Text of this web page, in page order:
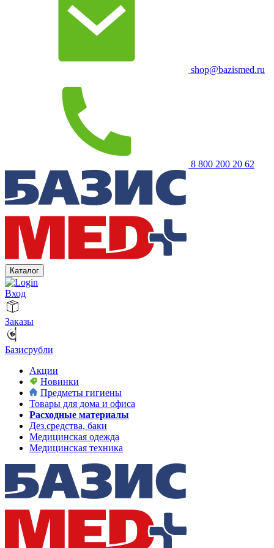
shop@bazismed.ru
8 800 200 20 62
Каталог
Вход
Заказы
Базисрубли
Акции
Новинки
Предметы гигиены
Товары для дома и офиса
Расходные материалы
Дез.средства, баки
Медицинская одежда
Медицинская техника